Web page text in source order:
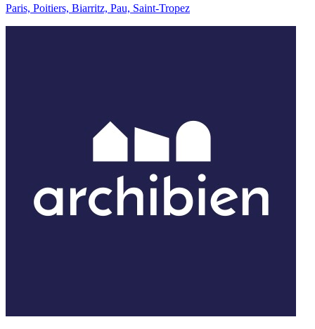
Paris, Poitiers, Biarritz, Pau, Saint-Tropez